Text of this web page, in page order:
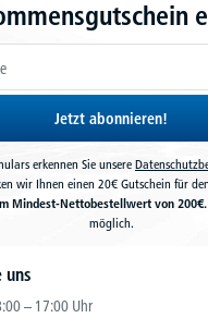
Jetzt abonnieren!
erkennen Sie unsere
wir Ihnen einen 20€ Gutschein für
Mindest-Nettobestellwert von 200€.
möglich.
uns
– 17:00 Uhr